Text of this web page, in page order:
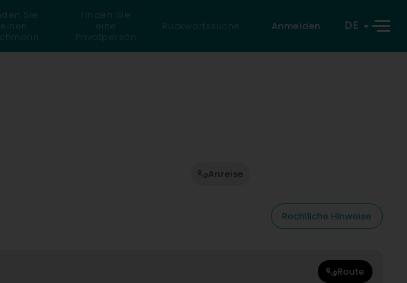
Sie
einen
Finden Sie
eine
Privatperson
Rückwärtssuche Anmelden DE
Anreise
Rechtliche Hinweise
Route